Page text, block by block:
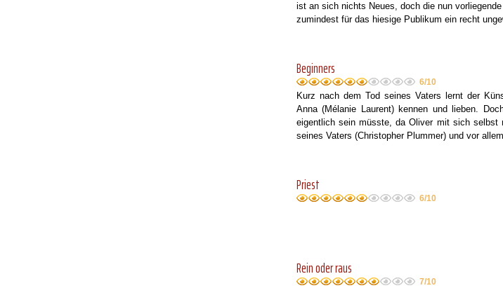
ist an sich nichts Neues, doch die nun
zumindest für das hiesige Publikum ein recht
Beginners
6/10
Kurz nach dem Tod seines Vaters lernt der
Anna (Mélanie Laurent) kennen und lieben.
eigentlich sein müsste, da Oliver mit sich
seines Vaters (Christopher Plummer) und vor
Priest
6/10
Rein oder raus
7/10